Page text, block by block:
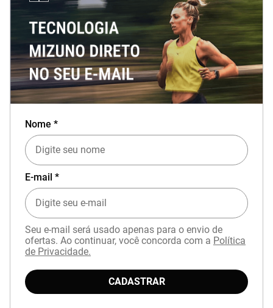
Nome *
E-mail *
Seu e-mail será usado apenas para o envio de
ofertas. Ao continuar, você concorda com a Política
de Privacidade.
CADASTRAR